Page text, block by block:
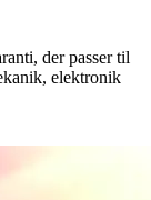
der passer til
elektronik